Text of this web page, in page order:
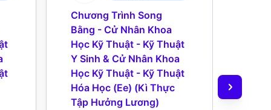
Chương Trình Song
Bằng - Cử Nhân Khoa
Học Kỹ Thuật - Kỹ Thuật
Y Sinh & Cử Nhân Khoa
Học Kỹ Thuật - Kỹ Thuật
Hóa Học (Ee) (Kì Thực
Tập Hưởng Lương)